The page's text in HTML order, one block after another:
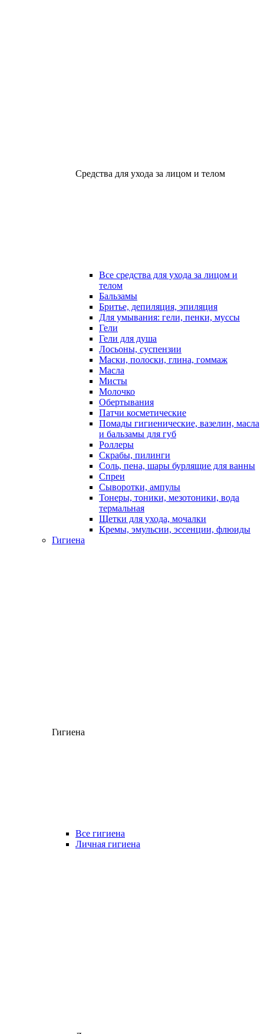
Средства для ухода за лицом и телом
Все средства для ухода за лицом и
телом
Бальзамы
Бритье, депиляция, эпиляция
Для умывания: гели, пенки, муссы
Гели
Гели для душа
Лосьоны, суспензии
Маски, полоски, глина, гоммаж
Масла
Мисты
Молочко
Обертывания
Патчи косметические
Помады гигиенические, вазелин, масла
и бальзамы для губ
Роллеры
Скрабы, пилинги
Соль, пена, шары бурлящие для ванны
Спреи
Сыворотки, ампулы
Тонеры, тоники, мезотоники, вода
термальная
Щетки для ухода, мочалки
Кремы, эмульсии, эссенции, флюиды
Гигиена
Гигиена
Все гигиена
Личная гигиена